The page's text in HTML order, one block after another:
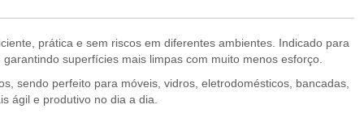
prática e sem riscos em diferentes ambientes. Indicado para
superfícies mais limpas com muito menos esforço.
sendo perfeito para móveis, vidros, eletrodomésticos, bancadas,
ágil e produtivo no dia a dia.